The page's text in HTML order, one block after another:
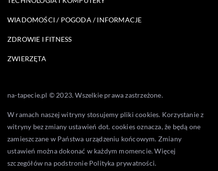
WIADOMOŚCI / POGODA / INFORMACJE
ZDROWIE I FITNESS
ZWIERZĘTA
na-tapecie.pl © 2023. Wszelkie prawa zastrzeżone.
W ramach naszej witryny stosujemy pliki cookies. Korzystanie z
witryny bez zmiany ustawień dot. cookies oznacza, że będą one
zamieszczane w Państwa urządzeniu końcowym. Zmiany
ustawień można dokonać w każdym momencie. Więcej
szczegółów na podstronie Polityka prywatności.